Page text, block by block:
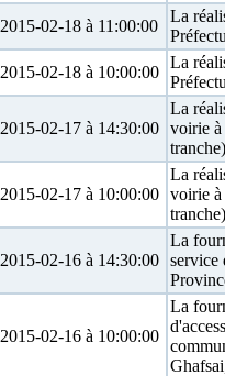
2015-02-18 à 11:00:00
La
2015-02-18 à 10:00:00
La
2015-02-17 à 14:30:00
La
voirie à
tranche)
2015-02-17 à 10:00:00
La
voirie à
tranche)
2015-02-16 à 14:30:00
La
service
2015-02-16 à 10:00:00
La